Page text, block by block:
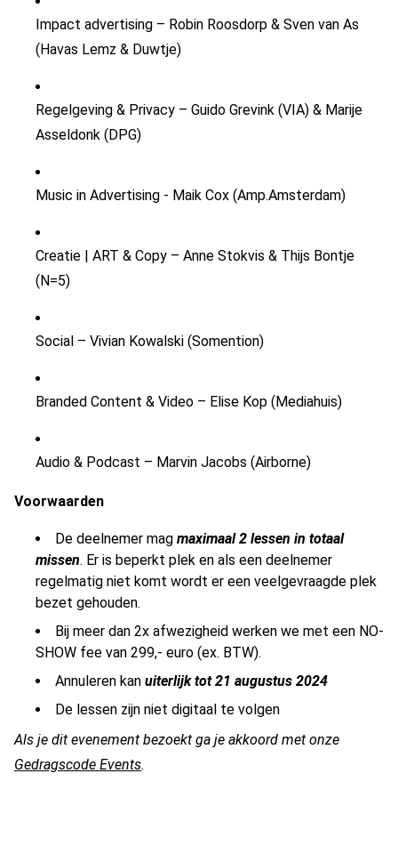
Impact advertising – Robin Roosdorp & Sven van As
(Havas Lemz & Duwtje)
Regelgeving & Privacy – Guido Grevink (VIA) & Marije
Asseldonk (DPG)
Music in Advertising - Maik Cox (Amp.Amsterdam)
Creatie | ART & Copy – Anne Stokvis & Thijs Bontje
(N=5)
Social – Vivian Kowalski (Somention)
Branded Content & Video – Elise Kop (Mediahuis)
Audio & Podcast – Marvin Jacobs (Airborne)
Voorwaarden
De deelnemer mag maximaal 2 lessen in totaal
missen. Er is beperkt plek en als een deelnemer
regelmatig niet komt wordt er een veelgevraagde plek
bezet gehouden.
Bij meer dan 2x afwezigheid werken we met een NO-
SHOW fee van 299,- euro (ex. BTW).
Annuleren kan uiterlijk tot 21 augustus 2024
De lessen zijn niet digitaal te volgen
Als je dit evenement bezoekt ga je akkoord met onze
Gedragscode Events.